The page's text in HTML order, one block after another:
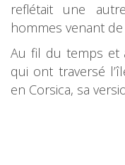
reflétait une
hommes venant
Au fil du temps et
qui ont traversé
en Corsica, sa